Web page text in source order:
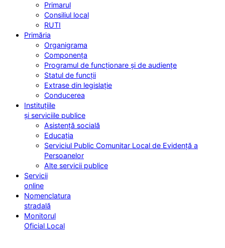
Primarul
Consiliul local
RUTI
Primăria
Organigrama
Componența
Programul de funcționare și de audiențe
Statul de funcții
Extrase din legislație
Conducerea
Instituțiile
și serviciile publice
Asistență socială
Educația
Serviciul Public Comunitar Local de Evidență a
Persoanelor
Alte servicii publice
Servicii
online
Nomenclatura
stradală
Monitorul
Oficial Local